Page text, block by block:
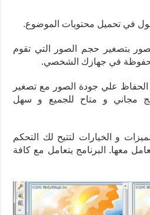
في تحميل محتويات الموضوع.
بتصغير حجم الصور التي تقوم
في جهازك الشخصي.
الحفاظ علي جودة الصور مع تصغير
مجاني و متاح للجميع و سهل
و الخيارات لتتيح لك التحكم
معها. البرنامج يتعامل مع كافة